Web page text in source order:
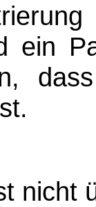
ein
nicht